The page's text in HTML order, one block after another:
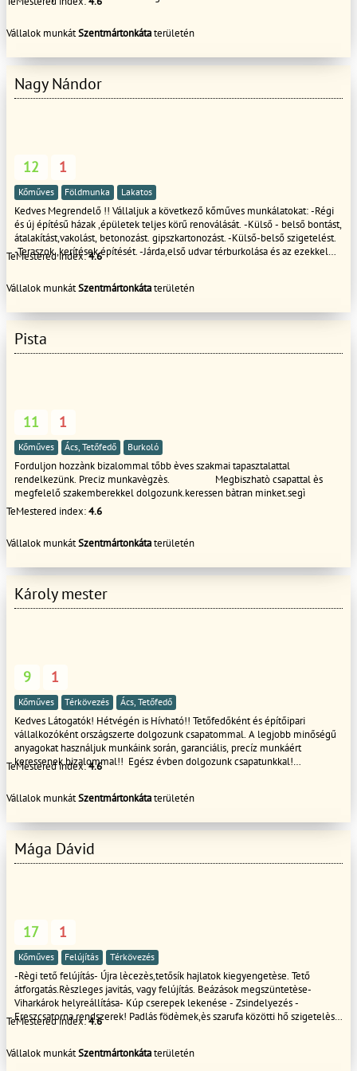
Vállalok munkátSzentmártonkátaterületén
Nagy Nándor
12 1
Kőműves Földmunka Lakatos
Kedves Megrendelő !! Vállaljuk a következő kőműves munkálatokat: -Régi
és új építésű házak ,épületek teljes körű renoválását. -Külső - belső bontást,
átalakítást,vakolást, betonozást. gipszkartonozást. -Külső-belső szigetelést.
-Teraszok ,kerítések építését. -Járda,első udvar térburkolása és az ezekkel
munkát ( fakivágást ,terprendezés, fűmagozást ,gyepesítést) -
TeMestered index:4.6
Vállalok munkátSzentmártonkátaterületén
Pista
11 1
Kőműves Ács, Tetőfedő Burkoló
Forduljon hozzànk bizalommal tőbb èves szakmai tapasztalattal
rendelkezünk. Preciz munkavègzès. Megbiszhatò csapattal ès
megfelelő szakemberekkel dolgozunk.keressen bàtran minket.segì
TeMestered index:4.6
Vállalok munkátSzentmártonkátaterületén
Károly mester
9 1
Kőműves Térkövezés Ács, Tetőfedő
Kedves Látogatók! Hétvégén is Hívható!! Tetőfedőként és építőipari
vállalkozóként országszerte dolgozunk csapatommal. A legjobb minőségű
anyagokat használjuk munkáink során, garanciális, precíz munkáért
keressenek bizalommal!! Egész évben dolgozunk csapatunkkal!
TeMestered index:4.6
Vállalok munkátSzentmártonkátaterületén
Mága Dávid
17 1
Kőműves Felújítás Térkövezés
-Règi tető felújítás- Újra lècezès,tetősík hajlatok kiegyengetèse. Tető
átforgatás.Rèszleges javitás, vagy felújítás. Beázások megszüntetèse-
Viharkárok helyreállítása- Kúp cserepek lekenése - Zsindelyezés -
Ereszcsatorna rendszerek! Padlás födèmek,ès szarufa közötti hő szigetelès.
Kivitelezèsek Hagyományos, és új tetőjavitás,éslkészités kőmüves munkák
TeMestered index:4.6
Vállalok munkátSzentmártonkátaterületén